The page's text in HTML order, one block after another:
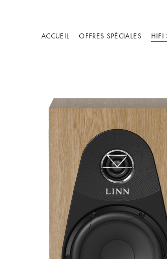
ACCUEIL OFFRES SPÉCIALES HIFI
Ce contenu est hébergé par un tiers. En
externe, vous acceptez lestermes et
youtube.com.
Voir la vidéo Ne plus